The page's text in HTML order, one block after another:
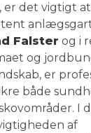
er det vigtigt
Falster og i
og
er
både
I
af